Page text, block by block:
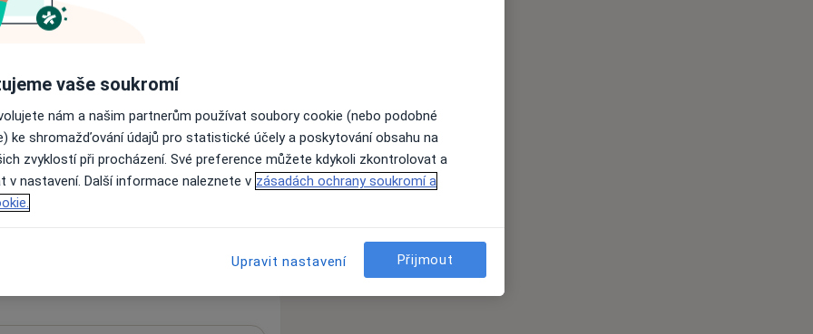
Angína
nejsou k dispozici
informace o svých službách.
vaše soukromí
nám a našim partnerům používat soubory cookie (nebo podobné
ke shromažďování údajů pro statistické účely a poskytování obsahu na
zvyklostí při procházení. Své preference můžete kdykoli zkontrolovat a
v nastavení. Další informace naleznete v zásadách ochrany soukromí a
Upravit nastavení Přijmout